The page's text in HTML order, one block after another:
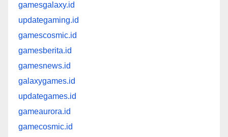
gamesgalaxy.id
updategaming.id
gamescosmic.id
gamesberita.id
gamesnews.id
galaxygames.id
updategames.id
gameaurora.id
gamecosmic.id